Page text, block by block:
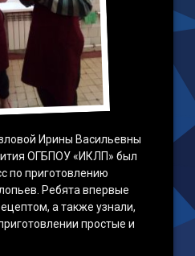
Ирины Васильевны
ОГБПОУ «ИКЛП» был
по приготовлению
Ребята впервые
а также узнали,
простые и